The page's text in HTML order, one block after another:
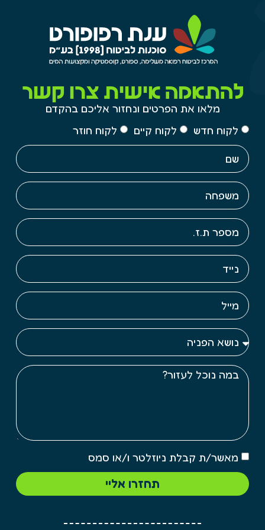
להתאמה אישית צרו קשר
מלאו את הפרטים ונחזור אליכם בהקדם
לקוח חדש
לקוח קיים לקוח חוזר
מאשר/ת קבלת ניוזלטר ו/או סמס
תחזרו אליי